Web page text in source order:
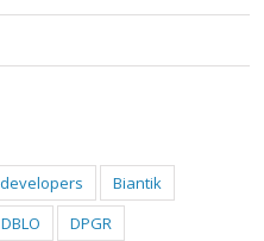
Biantik
DBLO
DPGR